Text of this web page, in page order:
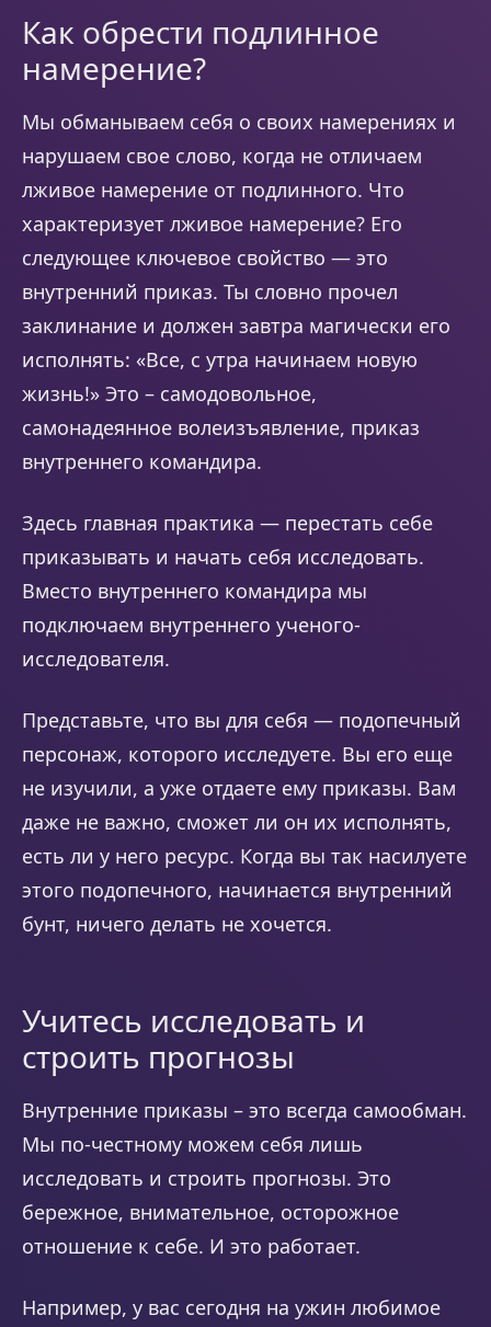
Как обрести подлинное
намерение?
Мы обманываем себя о своих намерениях и
нарушаем свое слово, когда не отличаем
лживое намерение от подлинного. Что
характеризует лживое намерение? Его
следующее ключевое свойство — это
внутренний приказ. Ты словно прочел
заклинание и должен завтра магически его
исполнять: «Все, с утра начинаем новую
жизнь!» Это – самодовольное,
самонадеянное волеизъявление, приказ
внутреннего командира.
Здесь главная практика — перестать себе
приказывать и начать себя исследовать.
Вместо внутреннего командира мы
подключаем внутреннего ученого-
исследователя.
Представьте, что вы для себя — подопечный
персонаж, которого исследуете. Вы его еще
не изучили, а уже отдаете ему приказы. Вам
даже не важно, сможет ли он их исполнять,
есть ли у него ресурс. Когда вы так насилуете
этого подопечного, начинается внутренний
бунт, ничего делать не хочется.
Учитесь исследовать и
строить прогнозы
Внутренние приказы – это всегда самообман.
Мы по-честному можем себя лишь
исследовать и строить прогнозы. Это
бережное, внимательное, осторожное
отношение к себе. И это работает.
Например, у вас сегодня на ужин любимое